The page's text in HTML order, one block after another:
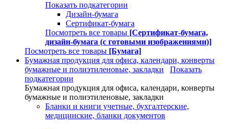
Показать подкатегории
Дизайн-бумага
Сертификат-бумага
Посмотреть все товары [Сертификат-бумага,
дизайн-бумага (с готовыми изображениями)]
Посмотреть все товары [Бумага]
Бумажная продукция для офиса, календари, конверты
бумажные и полиэтиленовые, закладки
Показать
подкатегории
Бумажная продукция для офиса, календари, конверты
бумажные и полиэтиленовые, закладки
Бланки и книги учетные, бухгалтерские,
медицинские, бланки документов